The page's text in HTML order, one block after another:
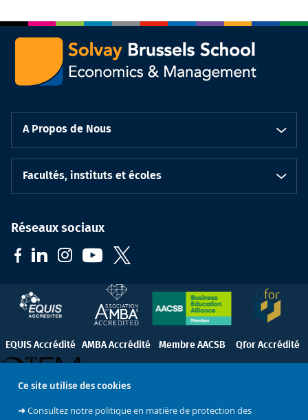
Ce site utilise des cookies
➜Consultez notre politique en matière de protection des
A Propos de Nous
Facultés, instituts et écoles
Réseaux sociaux
EQUIS Accrédité AMBA Accrédité Membre AACSB Qfor Accrédité